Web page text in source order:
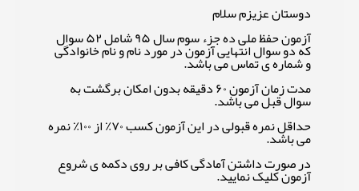
دوستان عزیزم سلام
آزمون حفظ ملی ده جزء سوم سال ۹۵ شامل ۵۲ سوال
که دو سوال انتهایی آزمون در مورد نام و نام خانوادگی
و شماره ی تماس می باشد.
مدت زمان آزمون ۶۰ دقیقه بدون امکان برگشت بهسوال قبل می باشد.
حداقل نمره قبولی در این آزمون کسب ۷۰٪ از ۱۰۰٪ نمره
می باشد.
در صورت داشتن آمادگی کافی بر روی دکمه ی شروع
آزمون کلیک نمایید.